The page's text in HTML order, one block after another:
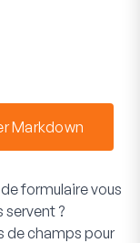
Markdown
formulaire vous
servent ?
de champs pour